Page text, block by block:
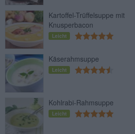
Kartoffel-Trüffelsuppe mit
Knusperbacon
Leicht
Käserahmsuppe
Leicht
Kohlrabi-Rahmsuppe
Leicht